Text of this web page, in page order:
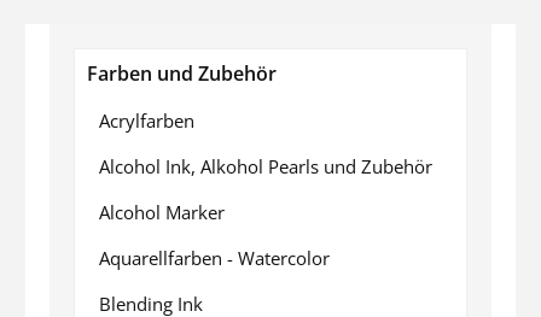
Farben und Zubehör
Acrylfarben
Alcohol Ink, Alkohol Pearls und Zubehör
Alcohol Marker
Aquarellfarben - Watercolor
Blending Ink